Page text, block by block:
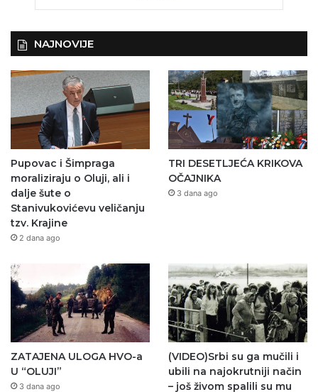
NAJNOVIJE
Pupovac i Šimpraga
moraliziraju o Oluji, ali i
dalje šute o
Stanivukovićevu veličanju
tzv. Krajine
2 dana ago
TRI DESETLJEĆA KRIKOVA
OČAJNIKA
3 dana ago
ZATAJENA ULOGA HVO-a
U “OLUJI”
3 dana ago
(VIDEO)Srbi su ga mučili i
ubili na najokrutniji način
– još živom spalili su mu